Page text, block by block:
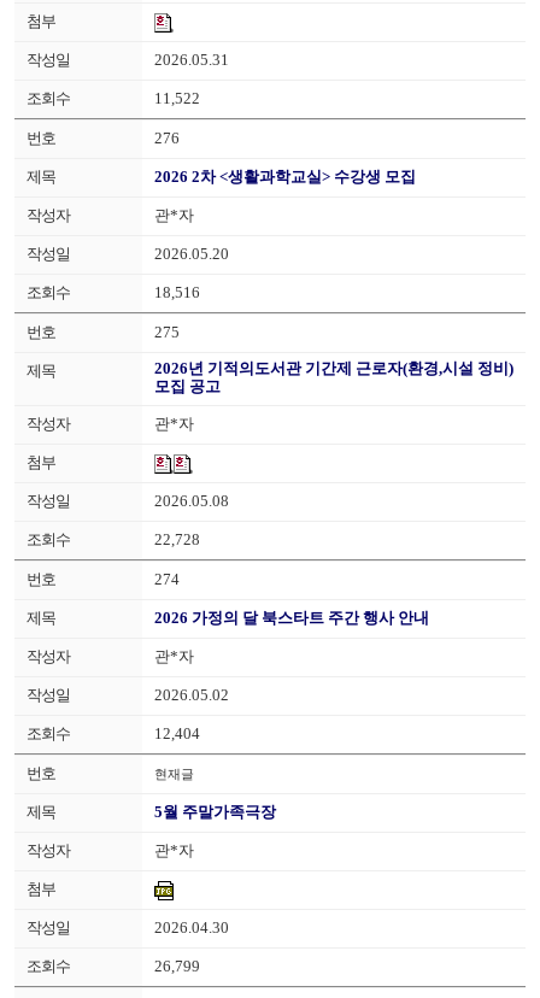
2026.05.31
11,522
276
2026 2차 <생활과학교실> 수강생 모집
관*자
2026.05.20
18,516
275
2026년 기적의도서관 기간제 근로자(환경,시설 정비)
모집 공고
관*자
2026.05.08
22,728
274
2026 가정의 달 북스타트 주간 행사 안내
관*자
2026.05.02
12,404
현재글
5월 주말가족극장
관*자
2026.04.30
26,799